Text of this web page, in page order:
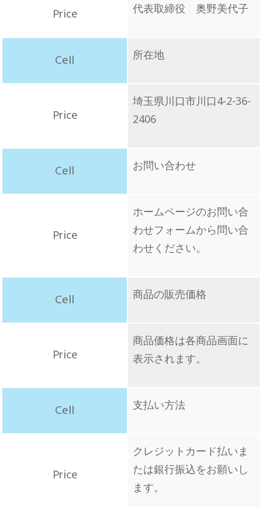
代表取締役 奥野美代子
所在地
埼玉県川口市川口4-2-36-
2406
お問い合わせ
ホームページのお問い合
わせフォームから問い合
わせください。
商品の販売価格
商品価格は各商品画面に
表示されます。
支払い方法
クレジットカード払いま
たは銀行振込をお願いし
ます。